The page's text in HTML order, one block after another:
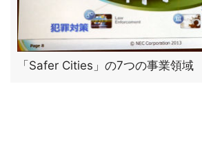
「Safer Cities」の7つの事業領域